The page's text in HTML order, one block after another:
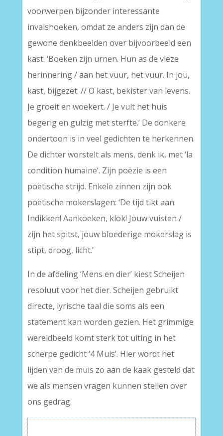
voorwerpen bijzonder interessante
invalshoeken, omdat ze anders zijn dan de
gewone denkbeelden over bijvoorbeeld een
kast. ‘Boeken zijn urnen. Hun as de vleze
herinnering / aan het vuur, het vuur. In jou,
kast, bijgezet. // O kast, bekister van levens.
Je groeit en woekert. / Je vult het huis
begerig en gulzig met sterfte.’ De donkere
ondertoon is in veel gedichten te herkennen.
De dichter worstelt als mens, denk ik, met ‘la
condition humaine’. Zijn poëzie is een
poëtische strijd. Enkele zinnen zijn ook
poëtische mokerslagen: ‘De tijd tikt aan.
Indikken! Aankoeken, klok! Jouw vuisten /
zijn het spitst, jouw bloederige mokerslag is
stipt, droog, licht.’
In de afdeling ‘Mens en dier’ kiest Scheijen
resoluut voor het dier. Scheijen gebruikt
directe, lyrische taal die soms als een
statement kan worden gezien. Het grimmige
wereldbeeld komt sterk tot uiting in het
scherpe gedicht ‘4 Muis’. Hier wordt het
lijden van de muis zo aan de kaak gesteld dat
we als mensen vragen kunnen stellen over
ons gedrag.